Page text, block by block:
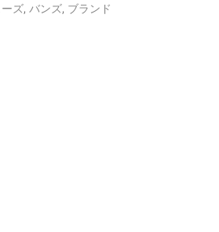
ズ, バンズ, ブランド